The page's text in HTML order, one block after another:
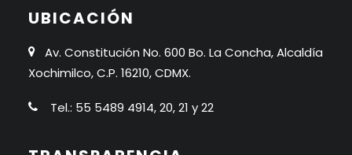
UBICACIÓN
Av. Constitución No. 600 Bo. La Concha, Alcaldía
Xochimilco, C.P. 16210, CDMX.
Tel.: 55 5489 4914, 20, 21 y 22